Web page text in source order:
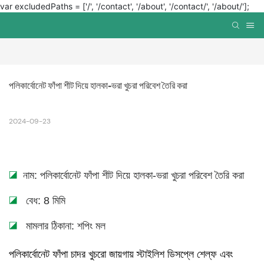
var excludedPaths = ['/', '/contact', '/about', '/contact/', '/about/'];
পলিকার্বোনেট ফাঁপা শীট দিয়ে হালকা-ভরা খুচরা পরিবেশ তৈরি করা
2024-09-23
◪ নাম: পলিকার্বোনেট ফাঁপা শীট দিয়ে হালকা-ভরা খুচরা পরিবেশ তৈরি করা
◪ বেধ: 8 মিমি
◪ মামলার ঠিকানা: শপিং মল
পলিকার্বোনেট ফাঁপা চাদর খুচরো জায়গায় স্টাইলিশ ডিসপ্লে শেল্ফ এবং